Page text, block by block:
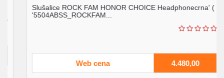
Slušalice ROCK FAM HONOR CHOICE Headphonecrna' (
'5504ABSS_ROCKFAM...
Web cena 4.480,00